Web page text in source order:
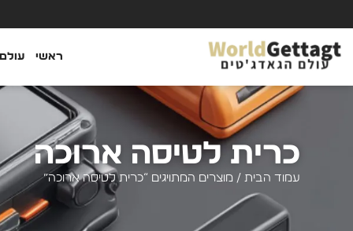
ראשי
כרית לטיסה ארוכה
עמוד הבית / מוצרים המתויגים “כרית לטיסה ארוכה”